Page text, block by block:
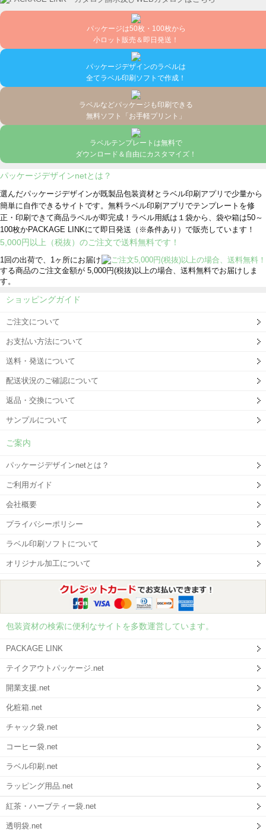
パッケージは50枚・100枚から
小ロット販売＆即日発送！
パッケージデザインのラベルは
全てラベル印刷ソフトで作成！
ラベルなどパッケージも印刷できる
無料ソフト「お手軽プリント」
ラベルテンプレートは無料で
ダウンロード＆自由にカスタマイズ！
パッケージデザインnetとは？
選んだパッケージデザインが既製品包装資材とラベル印刷アプリで少量から
簡単に自作できるサイトです。無料ラベル印刷アプリでテンプレートを修
正・印刷できて商品ラベルが即完成！ラベル用紙は１袋から、袋や箱は50～
100枚かPACKAGE LINKにて即日発送 （※条件あり） で販売しています！
5,000円以上（税抜）のご注文で送料無料です！
1回の出荷で、1ヶ所にお届け
する商品のご注文金額が 5,000円(税抜)以上の場合、送料無料でお届けしま
す。
ショッピングガイド
ご注文について
お支払い方法について
送料・発送について
配送状況のご確認について
返品・交換について
サンプルについて
ご案内
パッケージデザインnetとは？
ご利用ガイド
会社概要
プライバシーポリシー
ラベル印刷ソフトについて
オリジナル加工について
包装資材の検索に便利なサイトを多数運営しています。
PACKAGE LINK
テイクアウトパッケージ.net
開業支援.net
化粧箱.net
チャック袋.net
コーヒー袋.net
ラベル印刷.net
ラッピング用品.net
紅茶・ハーブティー袋.net
透明袋.net